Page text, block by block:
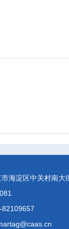
海淀区中关村南
82109657